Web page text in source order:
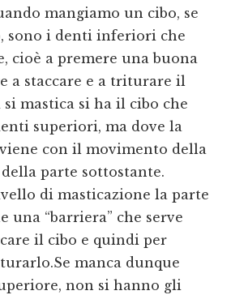
mangiamo un cibo, se
sono i denti inferiori che
cioè a premere una buona
a staccare e a triturare il
mastica si ha il cibo che
superiori, ma dove la
con il movimento della
parte sottostante.
di masticazione la parte
una “barriera” che serve
il cibo e quindi per
manca dunque
non si hanno gli